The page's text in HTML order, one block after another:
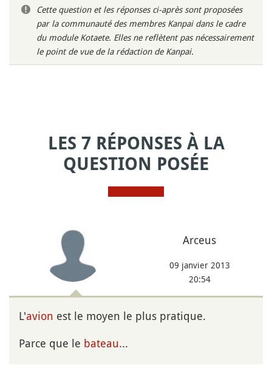
Cette question et les réponses ci-après sont proposées
par la communauté des membres Kanpai dans le cadre
du module Kotaete. Elles ne reflètent pas nécessairement
le point de vue de la rédaction de Kanpai.
LES 7 RÉPONSES À LA
QUESTION POSÉE
Arceus
09 janvier 2013
20:54
L'avion est le moyen le plus pratique.
Parce que le bateau...